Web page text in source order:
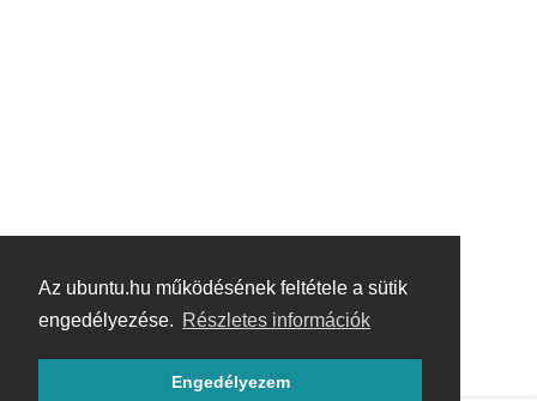
Az ubuntu.hu működésének feltétele a sütik
engedélyezése. Részletes információk
Engedélyezem